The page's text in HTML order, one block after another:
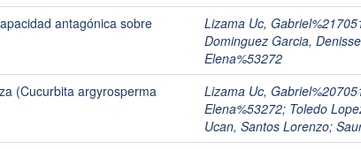
antagónica sobre
Lizama Uc,
Dominguez Garcia,
Elena%53272
(Cucurbita argyrosperma
Lizama Uc,
Elena%53272; Toledo
Ucan, Santos Lorenzo;